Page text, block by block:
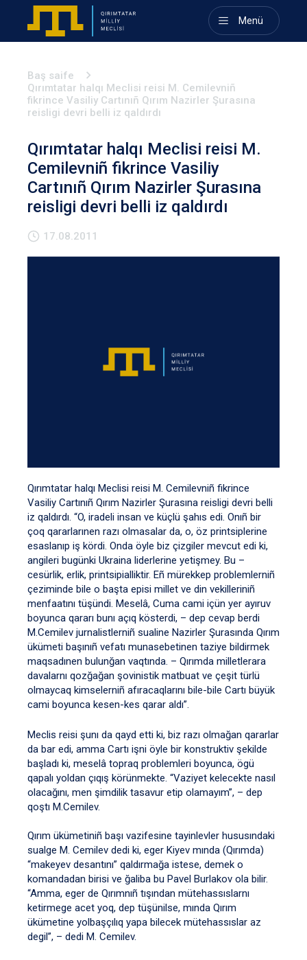
Menü
Baş saife
Qırımtatar halqı Meclisi reisi M. Cemilevniñ
fikrince Vasiliy Cartınıñ Qırım Nazirler Şurasına
reisligi devri belli iz qaldırdı
Qırımtatar halqı Meclisi reisi M.
Cemilevniñ fikrince Vasiliy
Cartınıñ Qırım Nazirler Şurasına
reisligi devri belli iz qaldırdı
17.08.2011
Qırımtatar halqı Meclisi reisi M. Cemilevniñ fikrince
Vasiliy Cartınıñ Qırım Nazirler Şurasına reisligi devri belli
iz qaldırdı. “O, iradeli insan ve küçlü şahıs edi. Onıñ bir
çoq qararlarınen razı olmasalar da, o, öz printsiplerine
esaslanıp iş kördi. Onda öyle biz çizgiler mevcut edi ki,
angileri bugünki Ukraina liderlerine yetişmey. Bu –
cesürlik, erlik, printsipialliktir. Eñ mürekkep problemlerniñ
çeziminde bile o başta episi millet ve din vekilleriniñ
menfaatını tüşündi. Meselâ, Cuma cami içün yer ayıruv
boyunca qararı bunı açıq kösterdi, – dep cevap berdi
M.Cemilev jurnalistlerniñ sualine Nazirler Şurasında Qırım
ükümeti başınıñ vefatı munasebetinen taziye bildirmek
maqsadınen bulunğan vaqtında. – Qırımda milletlerara
davalarnı qozğağan şovinistik matbuat ve çeşit türlü
olmaycaq kimselerniñ afıracaqlarını bile-bile Cartı büyük
cami boyunca kesen-kes qarar aldı”.
Meclis reisi şunı da qayd etti ki, biz razı olmağan qararlar
da bar edi, amma Cartı işni öyle bir konstruktiv şekilde
başladı ki, meselâ topraq problemleri boyunca, ögü
qapalı yoldan çıqış körünmekte. “Vaziyet kelecekte nasıl
olacağını, men şimdilik tasavur etip olamayım”, – dep
qoştı M.Cemilev.
Qırım ükümetiniñ başı vazifesine tayinlevler hususındaki
sualge M. Cemilev dedi ki, eger Kiyev mında (Qırımda)
“makeyev desantını” qaldırmağa istese, demek o
komandadan birisi ve ğaliba bu Pavel Burlakov ola bilir.
“Amma, eger de Qırımnıñ tışından mütehassıslarnı
ketirmege acet yoq, dep tüşünilse, mında Qırım
ükümetine yolbaşçılıq yapa bilecek mütehassıslar az
degil”, – dedi M. Cemilev.